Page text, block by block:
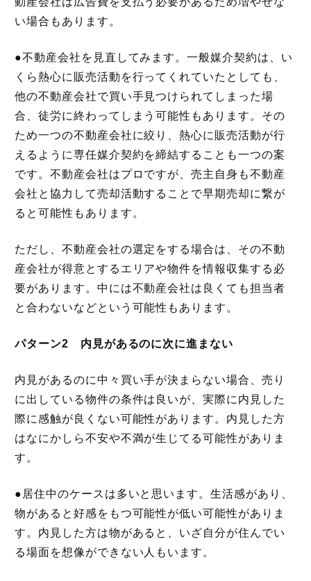
い場合もあります。
●不動産会社を見直してみます。一般媒介契約は、い
くら熱心に販売活動を行ってくれていたとしても、
他の不動産会社で買い手見つけられてしまった場
合、徒労に終わってしまう可能性もあります。その
ため一つの不動産会社に絞り、熱心に販売活動が行
えるように専任媒介契約を締結することも一つの案
です。不動産会社はプロですが、売主自身も不動産
会社と協力して売却活動することで早期売却に繋が
ると可能性もあります。
ただし、不動産会社の選定をする場合は、その不動
産会社が得意とするエリアや物件を情報収集する必
要があります。中には不動産会社は良くても担当者
と合わないなどという可能性もあります。
パターン2 内見があるのに次に進まない
内見があるのに中々買い手が決まらない場合、売り
に出している物件の条件は良いが、実際に内見した
際に感触が良くない可能性があります。内見した方
はなにかしら不安や不満が生じてる可能性がありま
す。
●居住中のケースは多いと思います。生活感があり、
物があると好感をもつ可能性が低い可能性がありま
す。内見した方は物があると、いざ自分が住んでい
る場面を想像ができない人もいます。